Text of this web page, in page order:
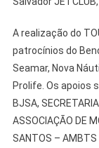
A realização do
patrocínios do
Seamar, Nova
Prolife. Os apoios
BJSA,
ASSOCIAÇÃO DE
SANTOS – AMBTS